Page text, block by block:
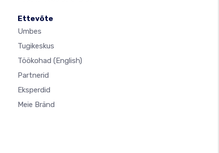
Ettevõte
Umbes
Tugikeskus
Töökohad (English)
Partnerid
Eksperdid
Meie Bränd